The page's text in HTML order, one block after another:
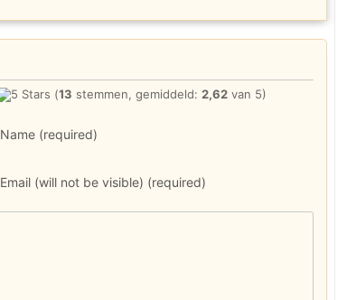
(13 stemmen, gemiddeld: 2,62 van 5)
Name (required)
Email (will not be visible) (required)